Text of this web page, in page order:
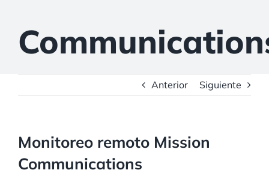
Anterior Siguiente
Monitoreo remoto Mission
Communications